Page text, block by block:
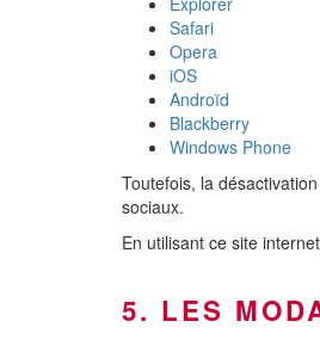
Safari
Opera
iOS
Androïd
Blackberry
Windows Phone
Toutefois, la
sociaux.
En utilisant ce site
5. LES